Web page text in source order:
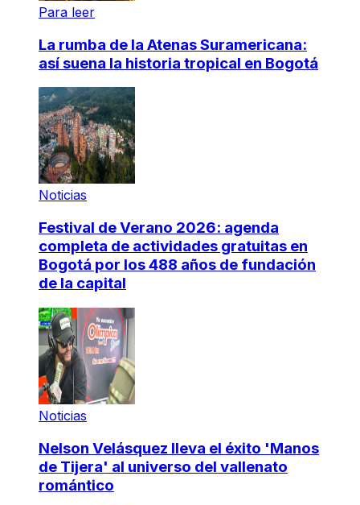
Para leer
La rumba de la Atenas Suramericana:
así suena la historia tropical en Bogotá
Noticias
Festival de Verano 2026: agenda
completa de actividades gratuitas en
Bogotá por los 488 años de fundación
de la capital
Noticias
Nelson Velásquez lleva el éxito 'Manos
de Tijera' al universo del vallenato
romántico